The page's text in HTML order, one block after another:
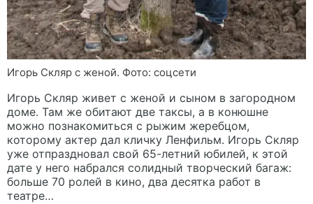
Игорь Скляр с женой. Фото: соцсети
Игорь Скляр живет с женой и сыном в загородном
доме. Там же обитают две таксы, а в конюшне
можно познакомиться с рыжим жеребцом,
которому актер дал кличку Ленфильм. Игорь Скляр
уже отпраздновал свой 65-летний юбилей, к этой
дате у него набрался солидный творческий багаж:
больше 70 ролей в кино, два десятка работ в
театре…